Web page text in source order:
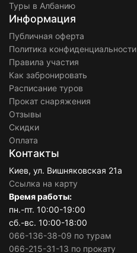
Туры в Албанию
Информация
Публичная оферта
Политика конфиденциальности
Правила участия
Как забронировать
Расписание туров
Прокат снаряжения
Отзывы
Скидки
Оплата
Контакты
Киев, ул. Вишняковская 21а
Ссылка на карту
Время работы:
пн.-пт. 10:00-19:00
сб.-вс. 10:00-18:00
066-136-38-09 по турам
066-215-31-13 по прокату